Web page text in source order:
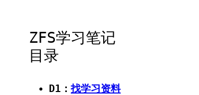
ZFS学习笔记
目录
D1： 找学习资料